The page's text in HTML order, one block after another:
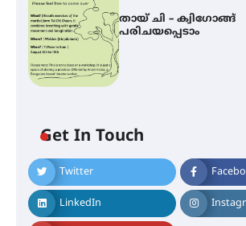
തായ് ചി – ക്വിഗോങ്ങ്
പരിചയപ്പെടാം
Get In Touch
Twitter
LinkedIn
ഐ.ഐ.ടി മദ്രാസ്സിൽ
ഡോക്ടറേറ്റ് –
സ്വദേശി ആതിര എം
നേട്ടം